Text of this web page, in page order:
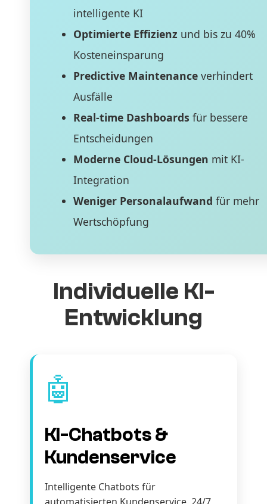
intelligente KI
Optimierte Effizienz und bis zu 40%
Kosteneinsparung
Predictive Maintenanceverhindert
Ausfälle
Real-time Dashboards für bessere
Entscheidungen
Moderne Cloud-Lösungen mit KI-
Integration
Weniger Personalaufwand für mehr
Wertschöpfung
Individuelle KI-
Entwicklung
🤖
KI-Chatbots &
Kundenservice
Intelligente Chatbots für